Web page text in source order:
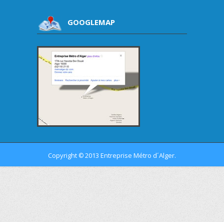
GOOGLEMAP
Copyright ©2013 Entreprise Métro d´Alger.